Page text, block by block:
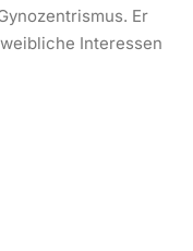
Er
Interessen